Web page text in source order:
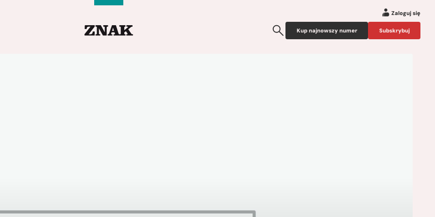
Zaloguj się
Kup najnowszy numer Subskrybuj